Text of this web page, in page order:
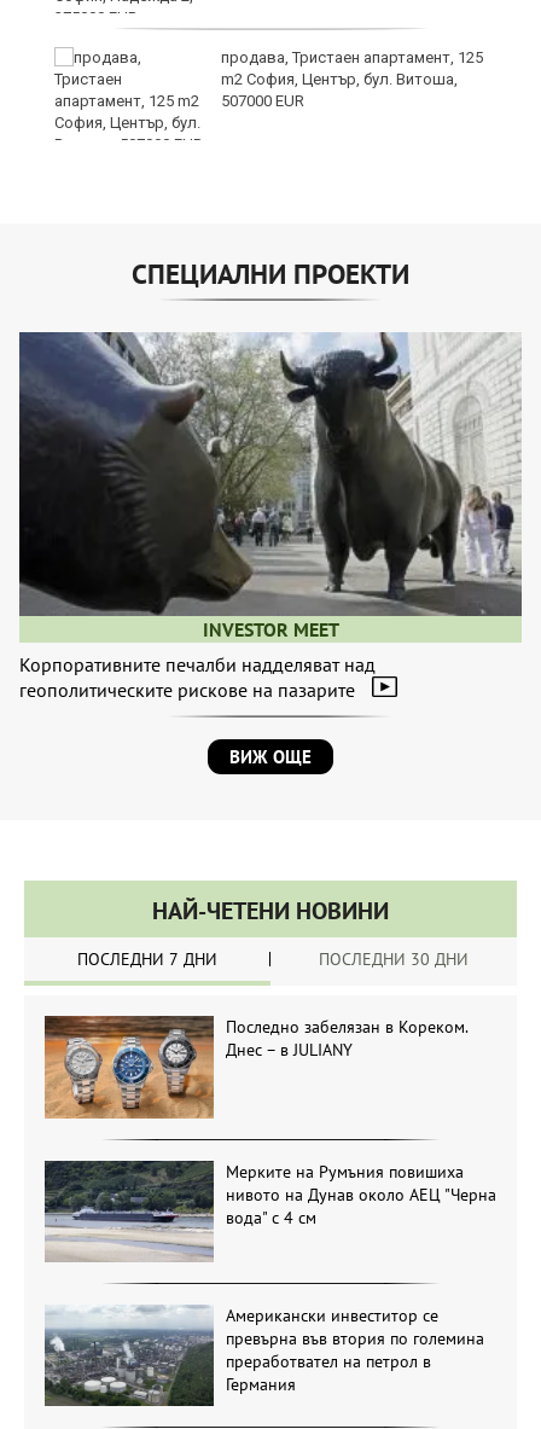
продава, Тристаен апартамент, 125
m2 София, Център, бул. Витоша,
507000 EUR
СПЕЦИАЛНИ ПРОЕКТИ
INVESTOR MEET
Корпоративните печалби надделяват над
геополитическите рискове на пазарите
ВИЖ ОЩЕ
НАЙ-ЧЕТЕНИ НОВИНИ
ПОСЛЕДНИ 7 ДНИ ПОСЛЕДНИ 30 ДНИ
Последно забелязан в Кореком.
Днес – в JULIANY
Мерките на Румъния повишиха
нивото на Дунав около АЕЦ "Черна
вода" с 4 см
Американски инвеститор се
превърна във втория по големина
преработвател на петрол в
Германия